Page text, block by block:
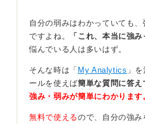
必要なのかを具体的に提示す
企業の事情も察しながら、可能
められます。
後悔のない決断をするために、
自分の弱みはわかっていても
ですよね。
「これ、本当に強
悩んでいる人は多いはず。
そんな時は「 My Analytics 」
ールを使えば簡単な質問に答え
強み・弱みが簡単にわかります
無料で使えるので、自分の強